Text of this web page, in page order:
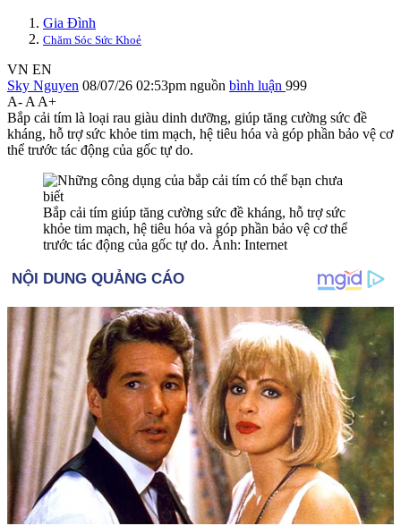
Gia Đình
Chăm Sóc Sức Khoẻ
VN EN
Sky Nguyen 08/07/26 02:53pm nguồn bình luận 999
A- A A+
Bắp cải tím là loại rau giàu dinh dưỡng, giúp tăng cường sức đề
kháng, hỗ trợ sức khỏe tim mạch, hệ tiêu hóa và góp phần bảo vệ c‌ơ
th‌ể trước tác động của gốc tự do.
Bắp cải tím giúp tăng cường sức đề kháng, hỗ trợ sức
khỏe tim mạch, hệ tiêu hóa và góp phần bảo vệ c‌ơ th‌ể
trước tác động của gốc tự do. Ảnh: Internet